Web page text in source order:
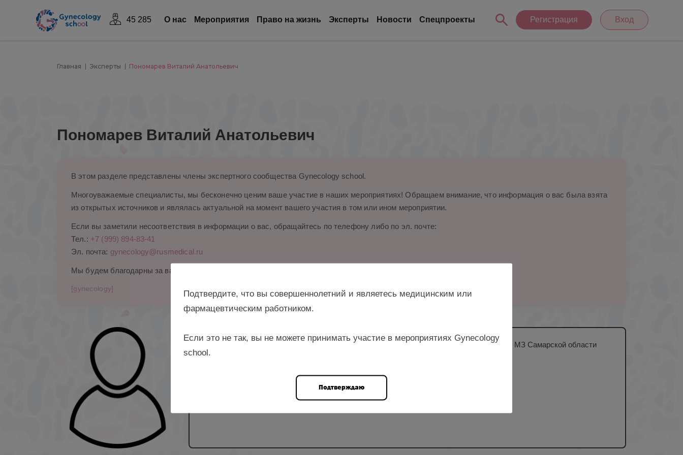
45 285 О нас Mероприятия Право на жизнь Эксперты Новости Спецпроекты Регистрация Вход
Главная Эксперты Пономарев Виталий Анатольевич
Пономарев Виталий Анатольевич
В этом разделе представлены члены экспертного сообщества Gynecology school.
Многоуважаемые специалисты, мы бесконечно ценим ваше участие в наших мероприятиях! Обращаем внимание, что информация о вас была взята
из открытых источников и являлась актуальной на момент вашего участия в том или ином мероприятии.
Если вы заметили несоответствия в информации о вас, обращайтесь по телефону либо по эл. почте:
Тел.: +7 (999) 894-83-41
Эл. почта: gynecology@rusmedical.ru
Мы будем благодарны за ваши комментарии.
[gynecology]
к. м. н., руководитель управления организации медицинской помощи женщинам и детям МЗ Самарской области
Подтвердите, что вы совершеннолетний и являетесь медицинским или
фармацевтическим работником.
Если это не так, вы не можете принимать участие в мероприятиях Gynecology
school.
Подтверждаю